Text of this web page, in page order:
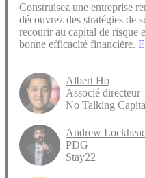
Construisez une entreprise
découvrez des stratégies de
recourir au capital de risque
bonne efficacité financière.
Albert Ho
Associé directeur
No Talking
Andrew
PDG
Stay22